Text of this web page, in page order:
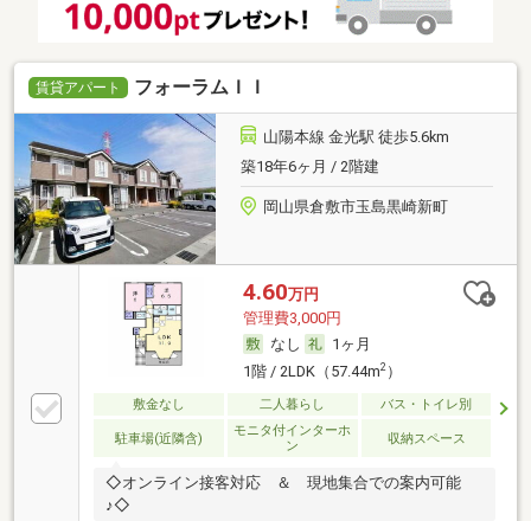
賃貸アパート フォーラムＩＩ
山陽本線 金光駅 徒歩5.6km
築18年6ヶ月 / 2階建
岡山県倉敷市玉島黒崎新町
4.60万円
管理費3,000円
なし
1ヶ月
1階 / 2LDK（57.44m2）
敷金なし 二人暮らし バス・トイレ別
駐車場(近隣含)
モニタ付インターホ
ン
収納スペース
◇オンライン接客対応 ＆ 現地集合での案内可能
♪◇